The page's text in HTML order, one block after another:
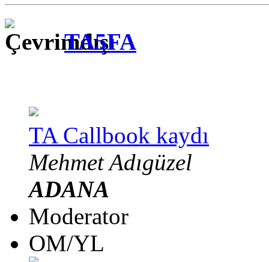
TA5FA
TA Callbook kaydı
Mehmet Adıgüzel
ADANA
Moderator
OM/YL